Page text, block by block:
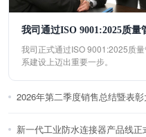
我司通过ISO 9001:2025质量
我司正式通过ISO 9001:2025质
系建设上迈出重要一步。
2026年第二季度销售总结暨表
新一代工业防水连接器产品线正